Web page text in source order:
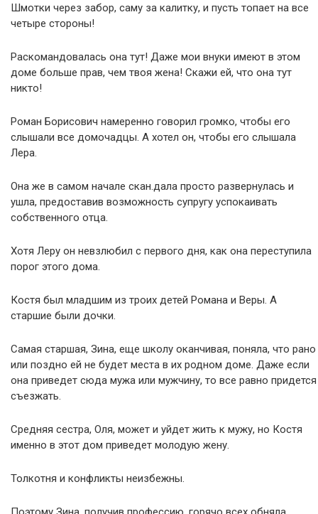
Шмотки через забор, саму за калитку, и пусть топает на все
четыре стороны!
Раскомандовалась она тут! Даже мои внуки имеют в этом
доме больше прав, чем твоя жена! Скажи ей, что она тут
никто!
Роман Борисович намеренно говорил громко, чтобы его
слышали все домочадцы. А хотел он, чтобы его слышала
Лера.
Она же в самом начале скан.дала просто развернулась и
ушла, предоставив возможность супругу успокаивать
собственного отца.
Хотя Леру он невзлюбил с первого дня, как она переступила
порог этого дома.
Костя был младшим из троих детей Романа и Веры. А
старшие были дочки.
Самая старшая, Зина, еще школу оканчивая, поняла, что рано
или поздно ей не будет места в их родном доме. Даже если
она приведет сюда мужа или мужчину, то все равно придется
съезжать.
Средняя сестра, Оля, может и уйдет жить к мужу, но Костя
именно в этот дом приведет молодую жену.
Толкотня и конфликты неизбежны.